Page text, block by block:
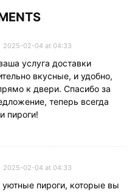
2025-02-04 at 04:33
услуга доставки
вкусные, и удобно,
к двери. Спасибо за
теперь всегда
пироги!
2025-02-04 at 04:33
пироги, которые вы